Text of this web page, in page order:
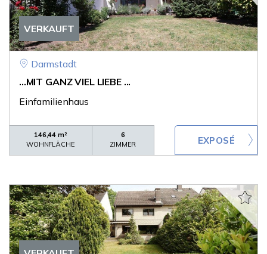
VERKAUFT
Darmstadt
...MIT GANZ VIEL LIEBE ...
Einfamilienhaus
146,44 m²
WOHNFLÄCHE
6
ZIMMER